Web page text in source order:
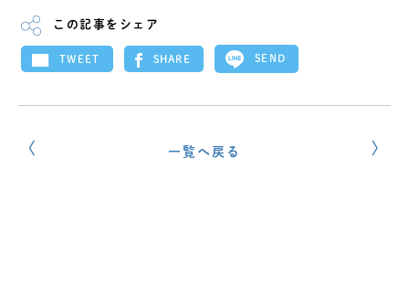
この記事をシェア
TWEET SHARE SEND
一覧へ戻る